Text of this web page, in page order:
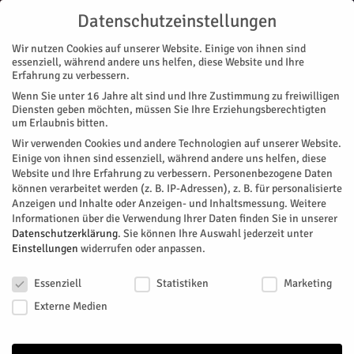
Start Magazin Geschichte/n Der HERZOG im Museum (4)
MAGAZIN GESCHICHTE/N
Der HERZOG im Museum (4)
Am 13. September istTag des offenen Denkmals- diesmal
digital. Der HERZOG gibt einen besonderen Einblick.
Von HERZOG Redaktion September 13, 2020 0
Datenschutzeinstellungen
Wir nutzen Cookies auf unserer Website. Einige von ihnen sind
essenziell, während andere uns helfen, diese Website und Ihre
Erfahrung zu verbessern.
Wenn Sie unter 16 Jahre alt sind und Ihre Zustimmung zu freiwilligen
Diensten geben möchten, müssen Sie Ihre Erziehungsberechtigten
um Erlaubnis bitten.
Wir verwenden Cookies und andere Technologien auf unserer Website.
Einige von ihnen sind essenziell, während andere uns helfen, diese
Website und Ihre Erfahrung zu verbessern. Personenbezogene Daten
können verarbeitet werden (z. B. IP-Adressen), z. B. für personalisierte
Anzeigen und Inhalte oder Anzeigen- und Inhaltsmessung. Weitere
Informationen über die Verwendung Ihrer Daten finden Sie in unserer
Datenschutzerklärung. Sie können Ihre Auswahl jederzeit unter
Einstellungen widerrufen oder anpassen.
Essenziell
Statistiken
Marketing
Externe Medien